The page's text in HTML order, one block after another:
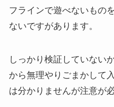
フラインで遊べないもの
ないですがあります。
しっかり検証していない
から無理やりごまかして
は分かりませんが注意が